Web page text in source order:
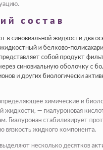
состав
в синовиальной жидкости два
и белково-
собой продукт
синовиальную оболочку с
и других биологически
химические и
жидкости, — гиалуроновая
Гиалуронан стабилизирует
вязкость жидкого компонента.
несколько десятков